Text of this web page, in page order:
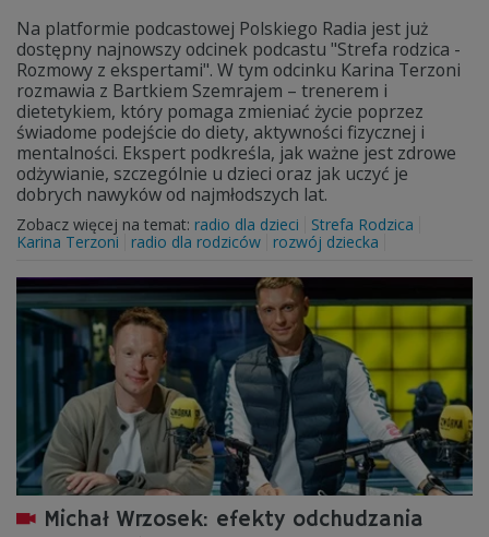
Na platformie podcastowej Polskiego Radia jest już
dostępny najnowszy odcinek podcastu "Strefa rodzica -
Rozmowy z ekspertami". W tym odcinku Karina Terzoni
rozmawia z Bartkiem Szemrajem – trenerem i
dietetykiem, który pomaga zmieniać życie poprzez
świadome podejście do diety, aktywności fizycznej i
mentalności. Ekspert podkreśla, jak ważne jest zdrowe
odżywianie, szczególnie u dzieci oraz jak uczyć je
dobrych nawyków od najmłodszych lat.
Zobacz więcej na temat: radio dla dzieci
Strefa Rodzica
Karina Terzoni
radio dla rodziców rozwój dziecka
Michał Wrzosek: efekty odchudzania